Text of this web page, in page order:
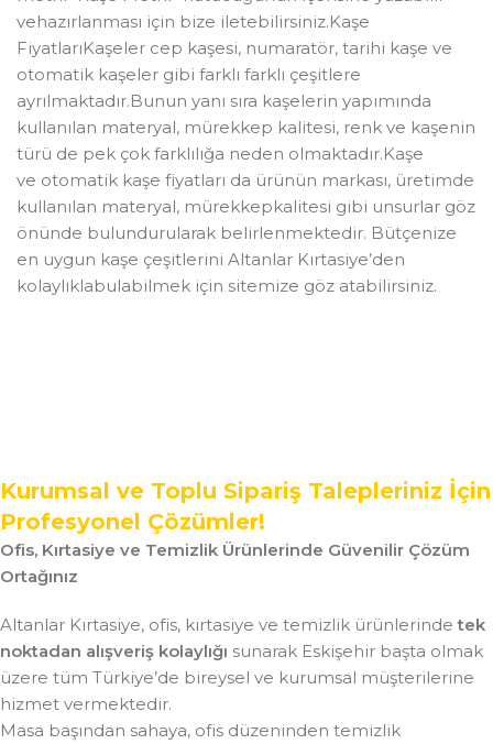
vehazırlanması için bize iletebilirsiniz.Kaşe
FiyatlarıKaşeler cep kaşesi, numaratör, tarihi kaşe ve
otomatik kaşeler gibi farklı farklı çeşitlere
ayrılmaktadır.Bunun yanı sıra kaşelerin yapımında
kullanılan materyal, mürekkep kalitesi, renk ve kaşenin
türü de pek çok farklılığa neden olmaktadır.Kaşe
ve otomatik kaşe fiyatları da ürünün markası, üretimde
kullanılan materyal, mürekkepkalitesi gibi unsurlar göz
önünde bulundurularak belirlenmektedir. Bütçenize
en uygun kaşe çeşitlerini Altanlar Kırtasiye’den
kolaylıklabulabilmek için sitemize göz atabilirsiniz.
Kurumsal ve Toplu Sipariş Talepleriniz İçin
Profesyonel Çözümler!
Ofis, Kırtasiye ve Temizlik Ürünlerinde Güvenilir Çözüm
Ortağınız
Altanlar Kırtasiye, ofis, kırtasiye ve temizlik ürünlerindetek
noktadan alışveriş kolaylığı sunarak Eskişehir başta olmak
üzere tüm Türkiye’de bireysel ve kurumsal müşterilerine
hizmet vermektedir.
Masa başından sahaya, ofis düzeninden temizlik